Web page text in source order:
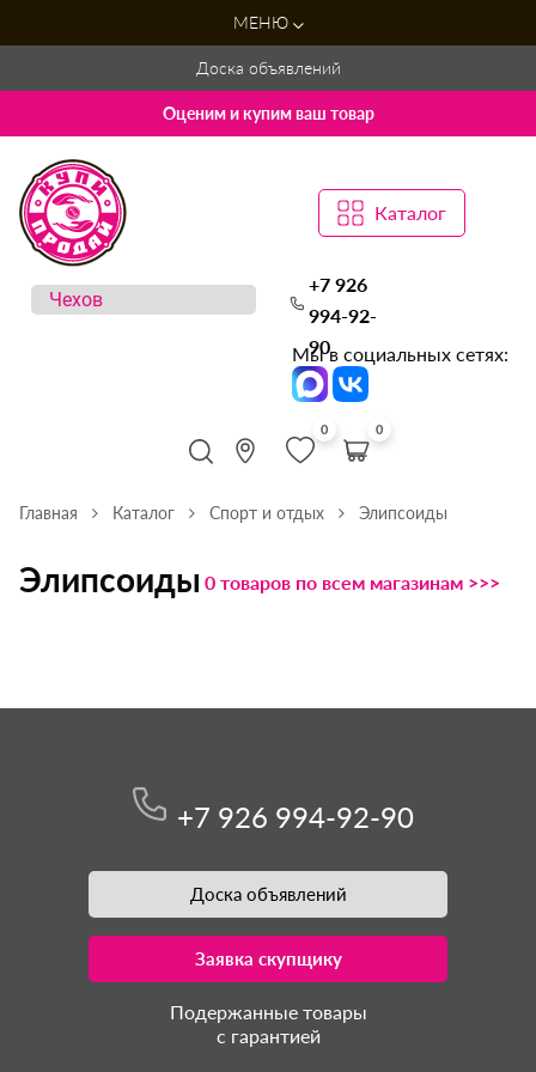
МЕНЮ
Доска объявлений
Оценим и купим ваш товар
Каталог
+7 926
994-92-
90
Мы в социальных сетях:
0 0
Главная Каталог Спорт и отдых Элипсоиды
Элипсоиды 0 товаров по всем магазинам >>>
+7 926 994-92-90
Доска объявлений
Заявка скупщику
Подержанные товары
с гарантией